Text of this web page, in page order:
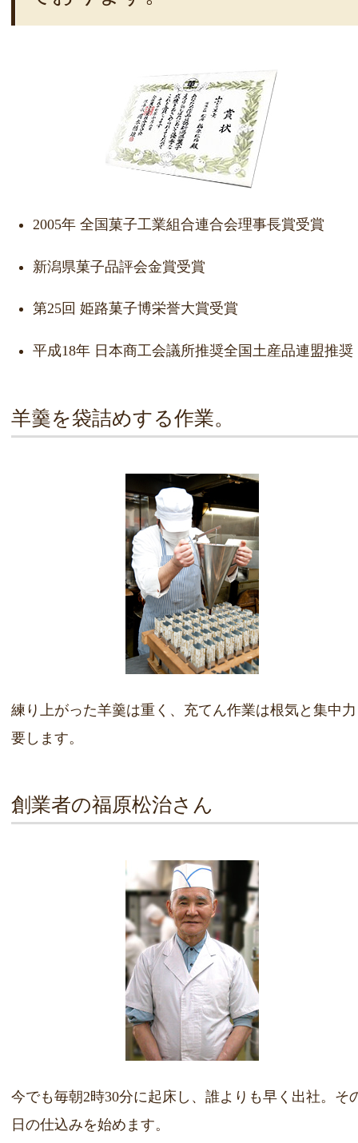
2005年 全国菓子工業組合連合会理事長賞受賞
新潟県菓子品評会金賞受賞
第25回 姫路菓子博栄誉大賞受賞
平成18年 日本商工会議所推奨全国土産品連盟推奨
羊羹を袋詰めする作業。
練り上がった羊羹は重く、充てん作業は根気と集中
要します。
創業者の福原松治さん
今でも毎朝2時30分に起床し、誰よりも早く出社。そ
日の仕込みを始めます。